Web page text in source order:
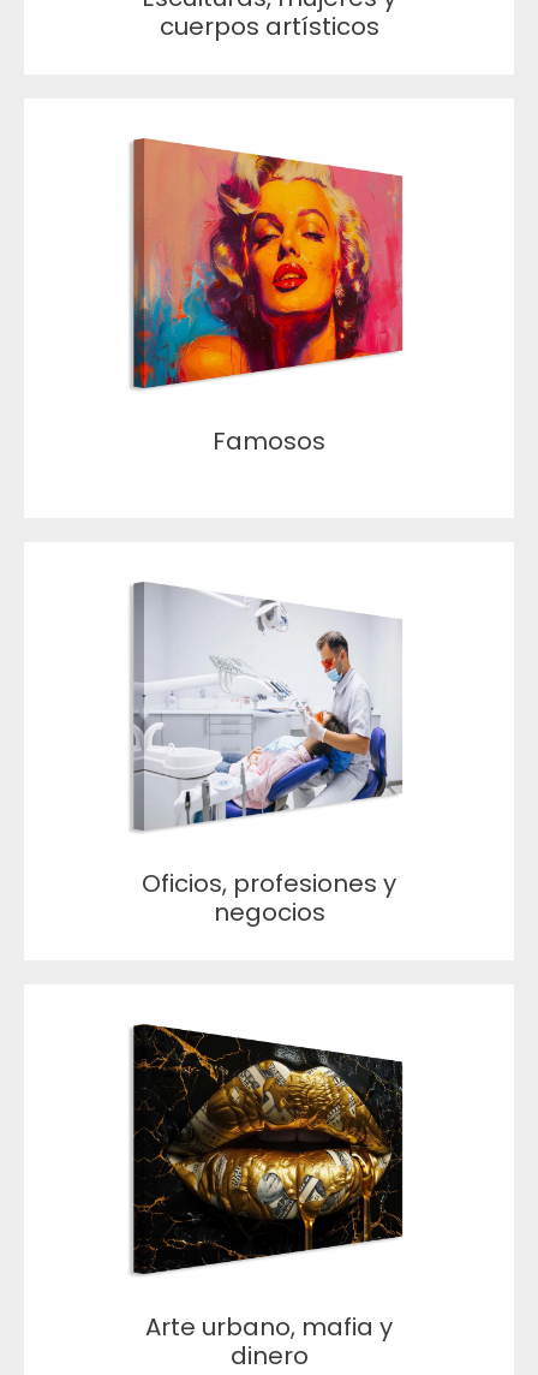
cuerpos artísticos
Famosos
Oficios, profesiones y
negocios
Arte urbano, mafia y
dinero